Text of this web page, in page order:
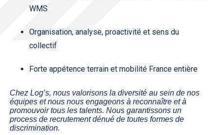
WMS
Organisation, analyse, proactivité et sens du
collectif
Forte appétence terrain et mobilité France entière
Chez Log’s, nous valorisons la diversité au sein de nos
équipes et nous nous engageons à reconnaître et à
promouvoir tous les talents. Nous garantissons un
process de recrutement dénué de toutes formes de
discrimination.